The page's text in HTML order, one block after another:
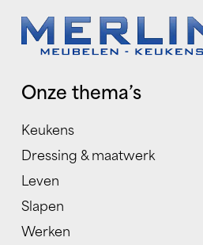
Onze thema’s
Keukens
Dressing & maatwerk
Leven
Slapen
Werken